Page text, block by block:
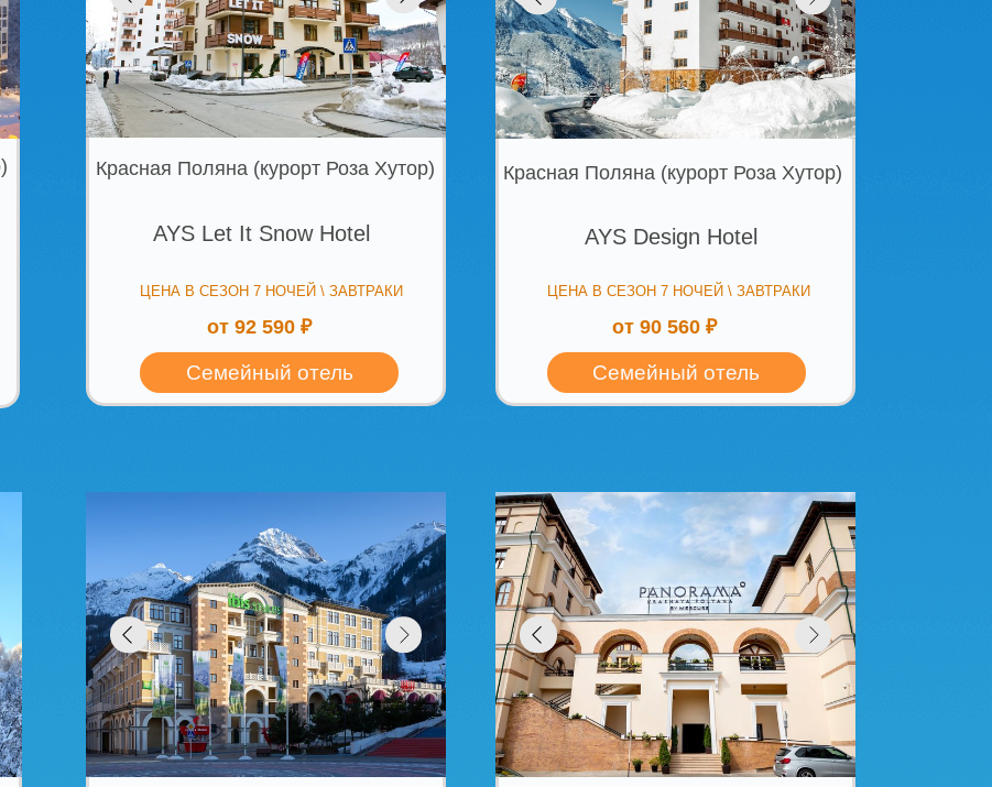
от 92 590 ₽ от 90 560 ₽
Семейный отель
Семейный отель
Ibis Styles Krasnaya
от 138 900 ₽
Panorama by Mercure
Krasnaya Polyana 4*
от 142 800 ₽
Ardi Tour рекомендует
ЦЕНА В СЕЗОН 7 НОЧЕЙ \ ЗАВТРАКИ
Ardi Tour рекомендует
ЦЕНА В СЕЗОН 7 НОЧЕЙ \ ЗАВТРАКИ
ЦЕНА В СЕЗОН 7 НОЧЕЙ \ ЗАВТРАКИ ЦЕНА В СЕЗОН 7 НОЧЕЙ \ ЗАВТРАКИ